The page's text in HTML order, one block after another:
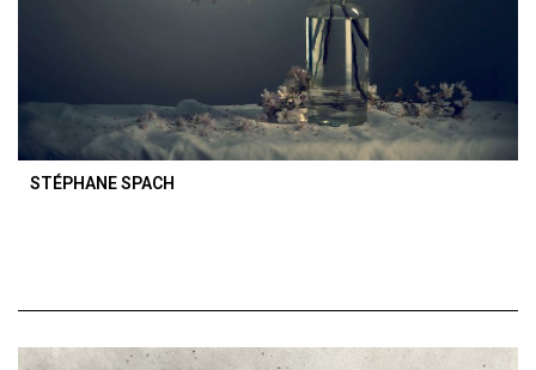
STÉPHANE SPACH